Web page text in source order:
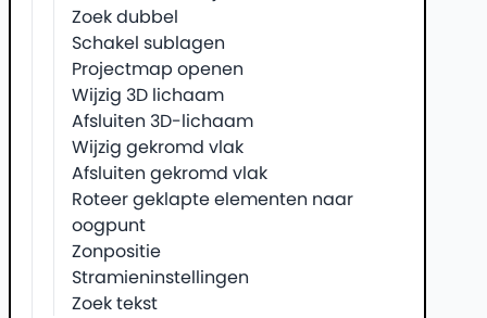
Zoek dubbel
Schakel sublagen
Projectmap openen
Wijzig 3D lichaam
Afsluiten 3D-lichaam
Wijzig gekromd vlak
Afsluiten gekromd vlak
Roteer geklapte elementen naar
oogpunt
Zonpositie
Stramieninstellingen
Zoek tekst